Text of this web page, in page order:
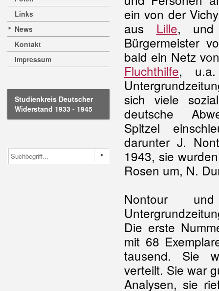
Links
News
Kontakt
Impressum
Studienkreis Deutscher
Widerstand 1933 - 1945
ein von der
aus Lille, und
Bürgermeister
bald ein Netz
Fluchthilfe, u.a.
sich viele
deutsche
Spitzel
darunter J.
1943, sie
Rosen um, N.
Nontour
Die erste
mit 68
tausend. Sie
verteilt. Sie war
Analysen, sie